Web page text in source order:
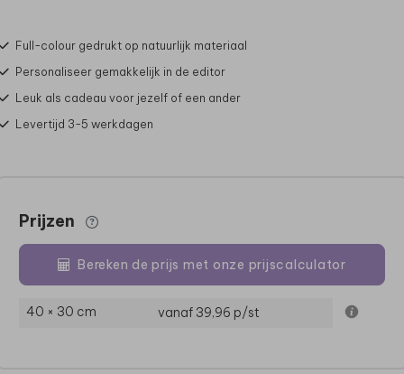
Full-colour gedrukt op natuurlijk materiaal
Personaliseer gemakkelijk in de editor
Leuk als cadeau voor jezelf of een ander
Levertijd 3-5 werkdagen
Prijzen
Bereken de prijs met onze prijscalculator
40 × 30 cm vanaf 39,96 p/st